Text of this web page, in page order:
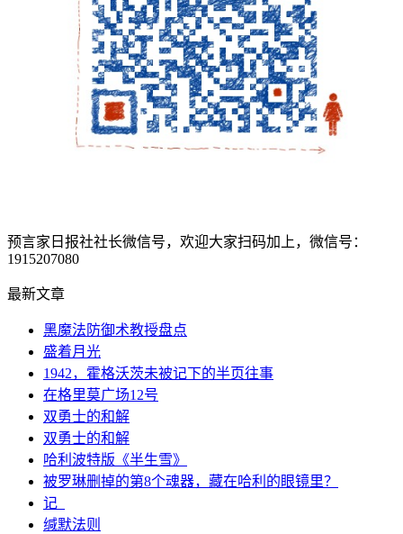
预言家日报社社长微信号，欢迎大家扫码加上，微信号：
1915207080
最新文章
黑魔法防御术教授盘点
盛着月光
1942，霍格沃茨未被记下的半页往事
在格里莫广场12号
双勇士的和解
双勇士的和解
哈利波特版《半生雪》
被罗琳删掉的第8个魂器，藏在哈利的眼镜里？
记_
缄默法则